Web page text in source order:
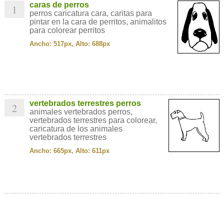
1
caras de perros
perros caricatura cara, caritas para
pintar en la cara de perritos, animalitos
para colorear perritos
Ancho: 517px, Alto: 688px
2
vertebrados terrestres perros
animales vertebrados perros,
vertebrados terrestres para colorear,
caricatura de los animales
vertebrados terrestres
Ancho: 665px, Alto: 611px